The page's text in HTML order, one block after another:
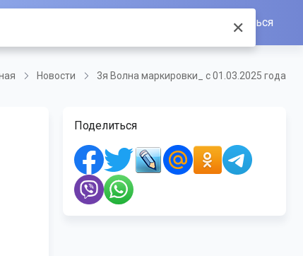
Войти/Зарегистрироваться
Новости 3я Волна маркировки_ с 01.03.2025 года
Поделиться
✕